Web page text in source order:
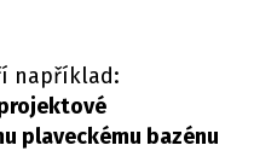
například:
plaveckému bazénu